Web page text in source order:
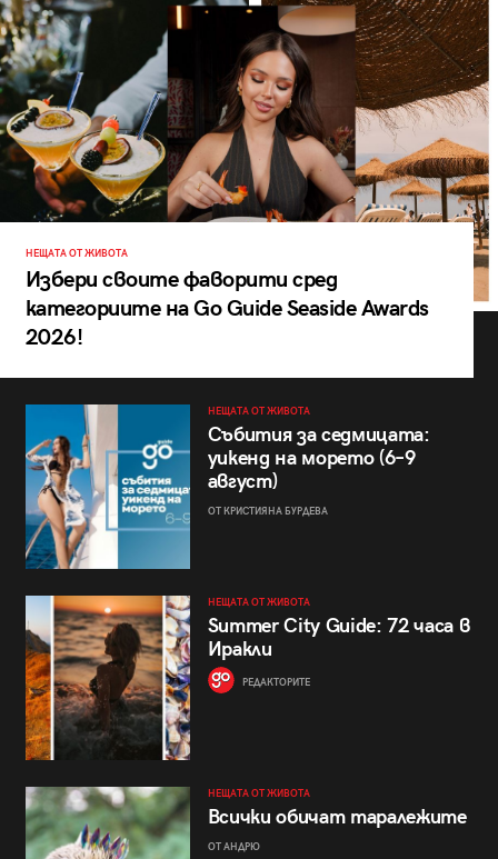
НЕЩАТА ОТ ЖИВОТА
Избери своите фаворити сред
категориите на Go Guide Seaside Awards
2026!
НЕЩАТА ОТ ЖИВОТА
Събития за седмицата:
уикенд на морето (6–9
август)
ОТ КРИСТИЯНА БУРДЕВА
НЕЩАТА ОТ ЖИВОТА
Summer City Guide: 72 часа в
Иракли
РЕДАКТОРИТЕ
НЕЩАТА ОТ ЖИВОТА
Всички обичат таралежите
ОТ АНДРЮ